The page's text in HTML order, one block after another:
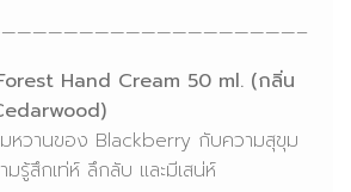
Hand Cream 50 ml. (กลิ่น
หวานของ Blackberry กับความสุขุม
มรู้สึกเท่ห์ ลึกลับ และมีเสน่ห์